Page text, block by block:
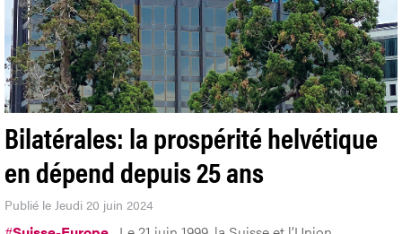
Bilatérales: la prospérité helvétique
en dépend depuis 25 ans
Publié le Jeudi 20 juin 2024